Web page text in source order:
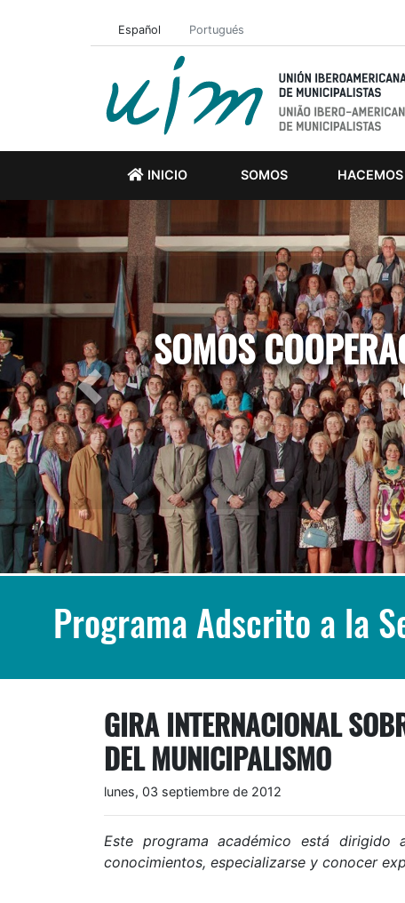
Español Portugués
INICIO SOMOS HACEMOS
SOMOS
Previous
Programa Adscrito a la
GIRA INTERNACIONAL
DEL MUNICIPALISMO
lunes, 03 septiembre de 2012
Este programa académico está dirigido
conocimientos, especializarse y conocer